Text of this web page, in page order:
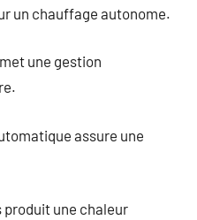
un chauffage autonome.
une gestion
assure une
produit une chaleur